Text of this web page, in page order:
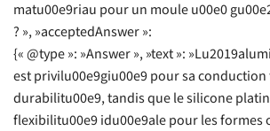
matu00e9riau pour un moule u00e0
? », »acceptedAnswer »:
{« @type »: »Answer », »text »:
est privilu00e9giu00e9 pour sa
durabilitu00e9, tandis que le silicone
flexibilitu00e9 idu00e9ale pour les formes